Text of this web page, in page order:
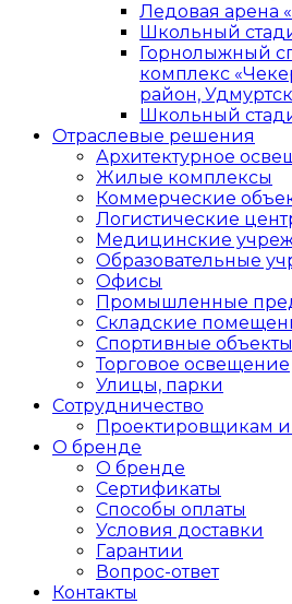
Ледовая арена
Школьный
Горнолыжный
комплекс
район,
Школьный
Отраслевые решения
Архитектурное
Жилые комплексы
Коммерческие
Логистические
Медицинские
Образовательные
Офисы
Промышленные
Складские
Спортивные объекты
Торговое освещение
Улицы, парки
Сотрудничество
Проектировщикам
О бренде
О бренде
Сертификаты
Способы оплаты
Условия доставки
Гарантии
Вопрос-ответ
Контакты